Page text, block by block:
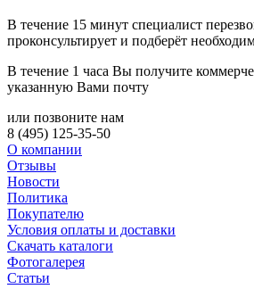
В течение 15 минут специалист
проконсультирует и подберёт
В течение 1 часа Вы получите
указанную Вами почту
или позвоните нам
8 (495) 125-35-50
О компании
Отзывы
Новости
Политика
Покупателю
Условия оплаты и доставки
Скачать каталоги
Фотогалерея
Статьи